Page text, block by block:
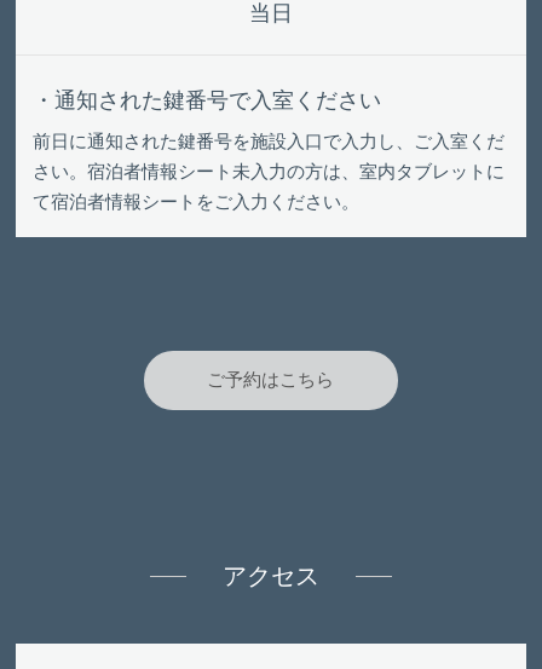
当日
・通知された鍵番号で入室ください
前日に通知された鍵番号を施設入口で入力し、ご入室くだ
さい。宿泊者情報シート未入力の方は、室内タブレットに
て宿泊者情報シートをご入力ください。
ご予約はこちら
アクセス